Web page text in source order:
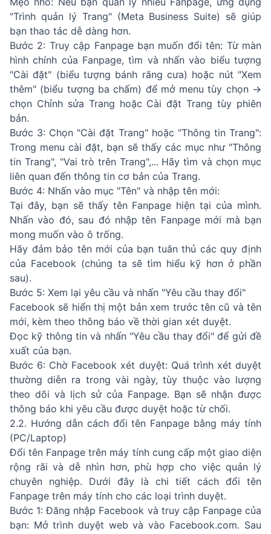
"Trình quản lý Trang" (Meta Business Suite) sẽ giúp
bạn thao tác dễ dàng hơn.
Bước 2: Truy cập Fanpage bạn muốn đổi tên: Từ màn
hình chính của Fanpage, tìm và nhấn vào biểu tượng
"Cài đặt" (biểu tượng bánh răng cưa) hoặc nút "Xem
thêm" (biểu tượng ba chấm) để mở menu tùy chọn →
chọn Chỉnh sửa Trang hoặc Cài đặt Trang tùy phiên
bản.
Bước 3: Chọn "Cài đặt Trang" hoặc "Thông tin Trang":
Trong menu cài đặt, bạn sẽ thấy các mục như "Thông
tin Trang", "Vai trò trên Trang",... Hãy tìm và chọn mục
liên quan đến thông tin cơ bản của Trang.
Bước 4: Nhấn vào mục "Tên" và nhập tên mới:
Tại đây, bạn sẽ thấy tên Fanpage hiện tại của mình.
Nhấn vào đó, sau đó nhập tên Fanpage mới mà bạn
mong muốn vào ô trống.
Hãy đảm bảo tên mới của bạn tuân thủ các quy định
của Facebook (chúng ta sẽ tìm hiểu kỹ hơn ở phần
sau).
Bước 5: Xem lại yêu cầu và nhấn "Yêu cầu thay đổi"
Facebook sẽ hiển thị một bản xem trước tên cũ và tên
mới, kèm theo thông báo về thời gian xét duyệt.
Đọc kỹ thông tin và nhấn "Yêu cầu thay đổi" để gửi đề
xuất của bạn.
Bước 6: Chờ Facebook xét duyệt: Quá trình xét duyệt
thường diễn ra trong vài ngày, tùy thuộc vào lượng
theo dõi và lịch sử của Fanpage. Bạn sẽ nhận được
thông báo khi yêu cầu được duyệt hoặc từ chối.
2.2. Hướng dẫn cách đổi tên Fanpage bằng máy tính
(PC/Laptop)
Đổi tên Fanpage trên máy tính cung cấp một giao diện
rộng rãi và dễ nhìn hơn, phù hợp cho việc quản lý
chuyên nghiệp. Dưới đây là chi tiết cách đổi tên
Fanpage trên máy tính cho các loại trình duyệt.
Bước 1: Đăng nhập Facebook và truy cập Fanpage của
bạn: Mở trình duyệt web và vào Facebook.com. Sau